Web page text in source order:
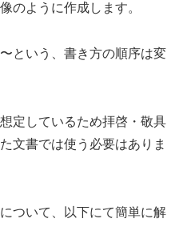
のように作成します。
いう、書き方の順序は変
定しているため拝啓・敬具
文書では使う必要はありま
ついて、以下にて簡単に解